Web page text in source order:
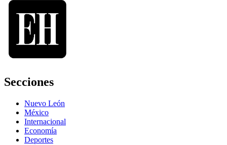
Secciones
Nuevo León
México
Internacional
Economía
Deportes